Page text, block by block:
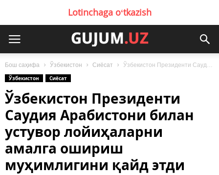
Lotinchaga oʻtkazish
Бош саҳифа Ўзбекистон Сиёсат
Ўзбекистон Президенти Саудия Арабистони билан устувор лойиҳаларни амалга ошириш муҳимлигини қайд этди
Ўзбекистон
Сиёсат
Ўзбекистон Президенти
Саудия Арабистони билан
устувор лойиҳаларни
амалга ошириш
муҳимлигини қайд этди